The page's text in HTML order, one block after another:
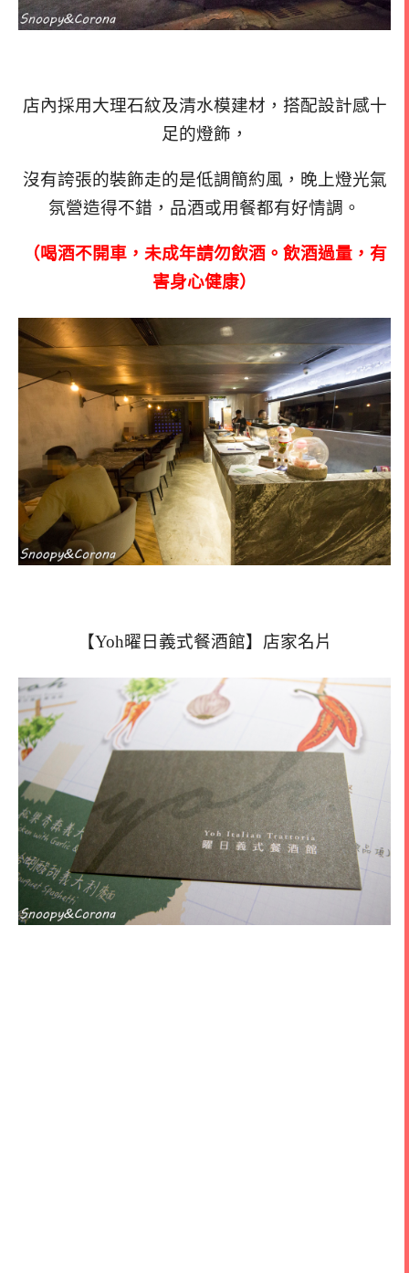
店內採用大理石紋及清水模建材，搭配設計感十
足的燈飾，
沒有誇張的裝飾走的是低調簡約風，晚上燈光氣
氛營造得不錯，品酒或用餐都有好情調。
（喝酒不開車，未成年請勿飲酒。飲酒過量，有
害身心健康）
【Yoh曜日義式餐酒館】店家名片